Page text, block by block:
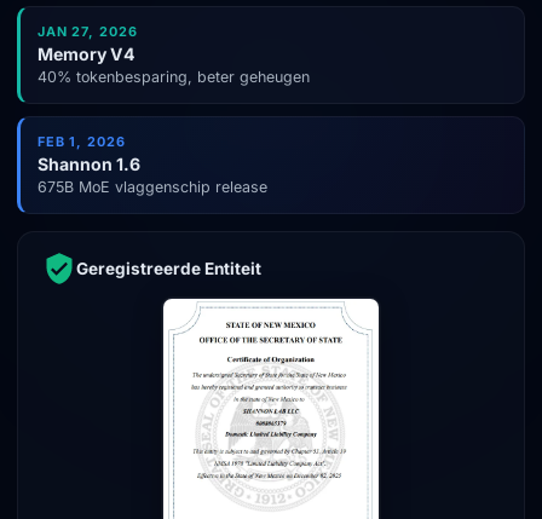
JAN 27, 2026
Memory V4
40% tokenbesparing, beter geheugen
FEB 1, 2026
Shannon 1.6
675B MoE vlaggenschip release
Geregistreerde Entiteit